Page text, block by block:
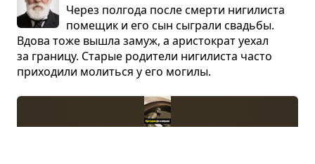
Через пол­года после смерти ниги­ли­ста
поме­щик и его сын сыграли сва­дьбы.
Вдова тоже вышла замуж, а ари­сто­крат уехал
за гра­ницу. Ста­рые роди­тели ниги­ли­ста часто
при­хо­дили молиться у его могилы.